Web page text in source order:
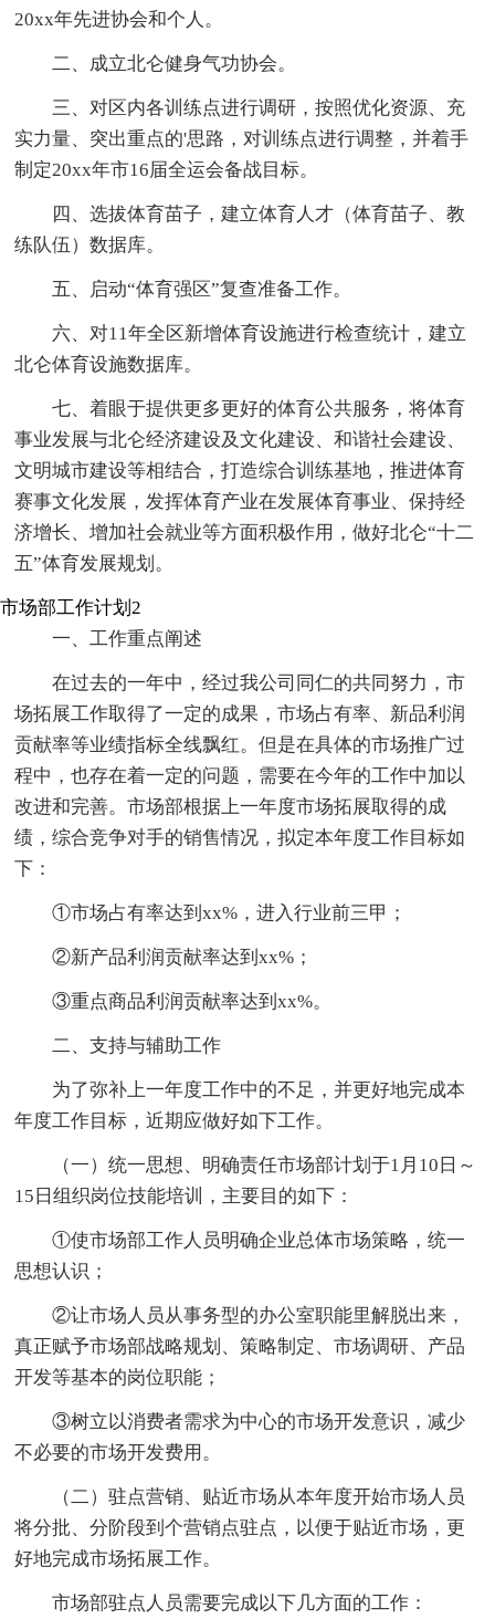
20xx年先进协会和个人。
二、成立北仑健身气功协会。
三、对区内各训练点进行调研，按照优化资源、充
实力量、突出重点的'思路，对训练点进行调整，并着手
制定20xx年市16届全运会备战目标。
四、选拔体育苗子，建立体育人才（体育苗子、教
练队伍）数据库。
五、启动“体育强区”复查准备工作。
六、对11年全区新增体育设施进行检查统计，建立
北仑体育设施数据库。
七、着眼于提供更多更好的体育公共服务，将体育
事业发展与北仑经济建设及文化建设、和谐社会建设、
文明城市建设等相结合，打造综合训练基地，推进体育
赛事文化发展，发挥体育产业在发展体育事业、保持经
济增长、增加社会就业等方面积极作用，做好北仑“十二
五”体育发展规划。
市场部工作计划2
一、工作重点阐述
在过去的一年中，经过我公司同仁的共同努力，市
场拓展工作取得了一定的成果，市场占有率、新品利润
贡献率等业绩指标全线飘红。但是在具体的市场推广过
程中，也存在着一定的问题，需要在今年的工作中加以
改进和完善。市场部根据上一年度市场拓展取得的成
绩，综合竞争对手的销售情况，拟定本年度工作目标如
下：
①市场占有率达到xx%，进入行业前三甲；
②新产品利润贡献率达到xx%；
③重点商品利润贡献率达到xx%。
二、支持与辅助工作
为了弥补上一年度工作中的不足，并更好地完成本
年度工作目标，近期应做好如下工作。
（一）统一思想、明确责任市场部计划于1月10日～
15日组织岗位技能培训，主要目的如下：
①使市场部工作人员明确企业总体市场策略，统一
思想认识；
②让市场人员从事务型的办公室职能里解脱出来，
真正赋予市场部战略规划、策略制定、市场调研、产品
开发等基本的岗位职能；
③树立以消费者需求为中心的市场开发意识，减少
不必要的市场开发费用。
（二）驻点营销、贴近市场从本年度开始市场人员
将分批、分阶段到个营销点驻点，以便于贴近市场，更
好地完成市场拓展工作。
市场部驻点人员需要完成以下几方面的工作：